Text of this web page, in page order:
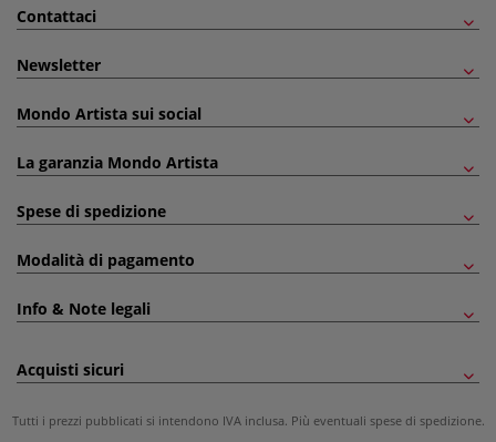
Contattaci
Newsletter
Mondo Artista sui social
La garanzia Mondo Artista
Spese di spedizione
Modalità di pagamento
Info & Note legali
Acquisti sicuri
Tutti i prezzi pubblicati si intendono IVA inclusa. Più eventuali spese di spedizione.